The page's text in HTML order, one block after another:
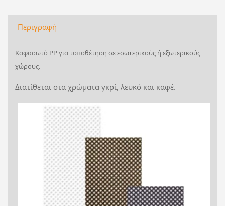
Περιγραφή
Καφασωτό PP για τοποθέτηση σε εσωτερικούς ή εξωτερικούς
χώρους.
Διατίθεται στα χρώματα γκρί, λευκό και καφέ.